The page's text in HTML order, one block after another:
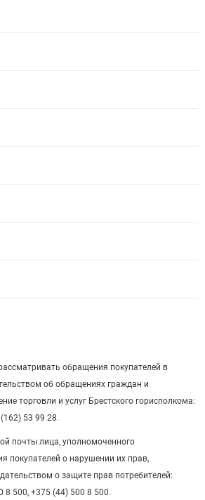
обращения покупателей в
об обращениях граждан и
торговли и услуг Брестского горисполкома:
53 99 28.
почты лица, уполномоченного
покупателей о нарушении их прав,
о защите прав потребителей:
8 500, +375 (44) 500 8 500.